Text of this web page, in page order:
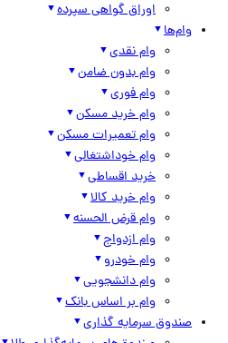
اوراق گواهی سپرده
وام‌ها
وام نقدی
وام بدون ضامن
وام فوری
وام خرید مسکن
وام تعمیرات مسکن
وام خوداشتغالی
خرید اقساطی
وام خرید کالا
وام قرض الحسنه
وام ازدواج
وام خودرو
وام دانشجویی
وام بر اساس بانک
صندوق سرمایه گذاری